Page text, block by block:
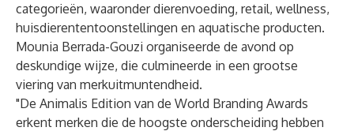
categorieën, waaronder dierenvoeding, retail, wellness,
huisdierententoonstellingen en aquatische producten.
Mounia Berrada-Gouzi organiseerde de avond op
deskundige wijze, die culmineerde in een grootse
viering van merkuitmuntendheid.
"De Animalis Edition van de World Branding Awards
erkent merken die de hoogste onderscheiding hebben